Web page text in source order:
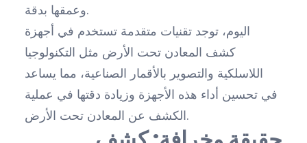
وعمقها بدقة.
اليوم، توجد تقنيات متقدمة تستخدم في أجهزة
كشف المعادن تحت الأرض مثل التكنولوجيا
اللاسلكية والتصوير بالأقمار الصناعية، مما يساعد
في تحسين أداء هذه الأجهزة وزيادة دقتها في عملية
الكشف عن المعادن تحت الأرض.